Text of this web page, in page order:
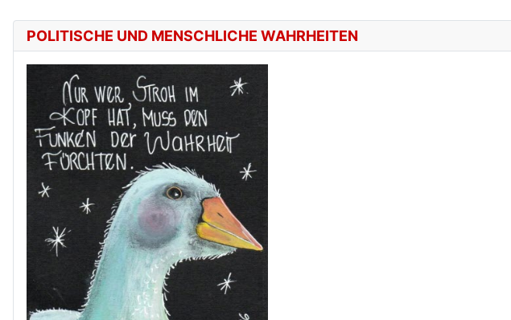
POLITISCHE UND MENSCHLICHE WAHRHEITEN